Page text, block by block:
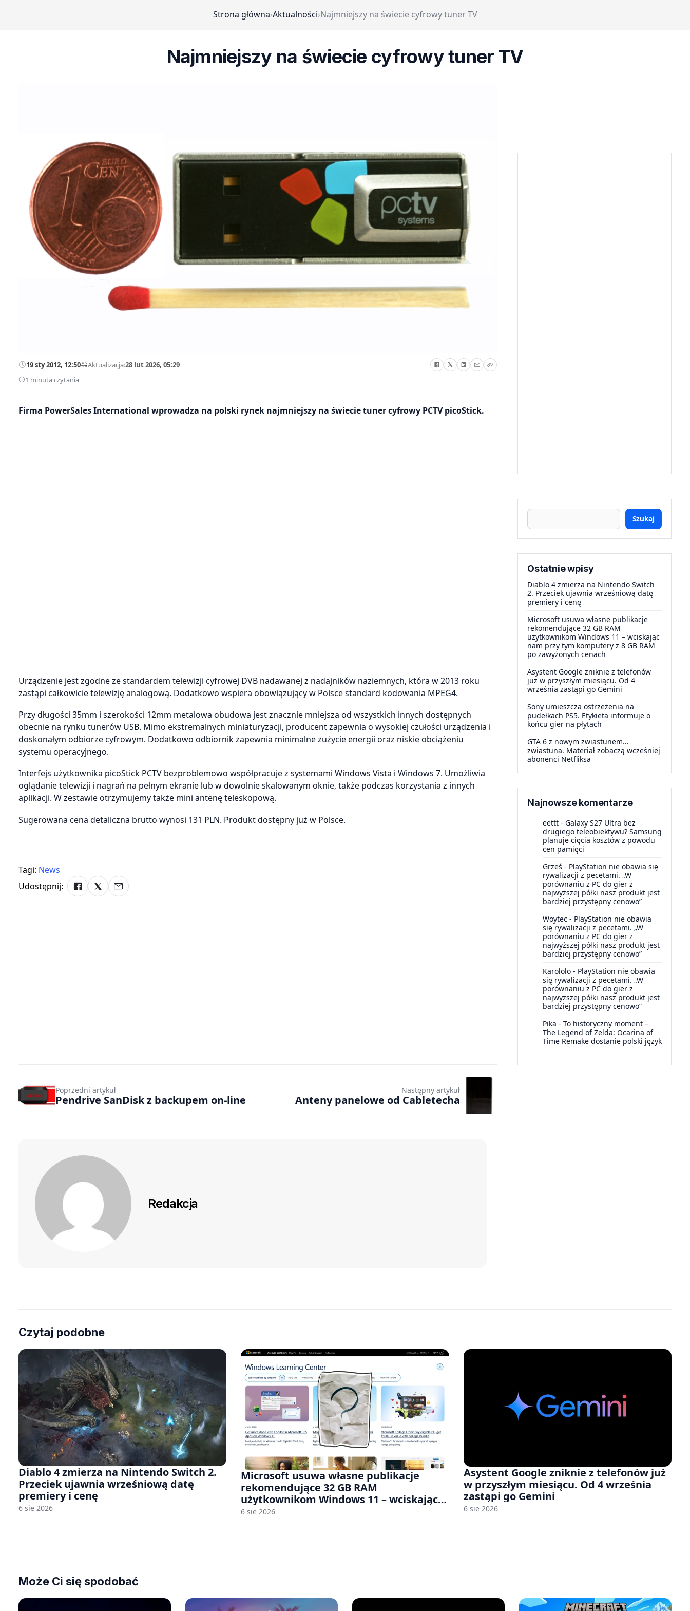
Strona główna›Aktualności›Najmniejszy na świecie cyfrowy tuner TV
Najmniejszy na świecie cyfrowy tuner TV
19 sty 2012, 12:50—Aktualizacja:28 lut 2026, 05:29
1 minuta czytania
Firma PowerSales International wprowadza na polski rynek najmniejszy na świecie tuner cyfrowy PCTV picoStick.
Urządzenie jest zgodne ze standardem telewizji cyfrowej DVB nadawanej z nadajników naziemnych, która w 2013 roku
zastąpi całkowicie telewizję analogową. Dodatkowo wspiera obowiązujący w Polsce standard kodowania MPEG4.
Przy długości 35mm i szerokości 12mm metalowa obudowa jest znacznie mniejsza od wszystkich innych dostępnych
obecnie na rynku tunerów USB. Mimo ekstremalnych miniaturyzacji, producent zapewnia o wysokiej czułości urządzenia i
doskonałym odbiorze cyfrowym. Dodatkowo odbiornik zapewnia minimalne zużycie energii oraz niskie obciążeniu
systemu operacyjnego.
Interfejs użytkownika picoStick PCTV bezproblemowo współpracuje z systemami Windows Vista i Windows 7. Umożliwia
oglądanie telewizji i nagrań na pełnym ekranie lub w dowolnie skalowanym oknie, także podczas korzystania z innych
aplikacji. W zestawie otrzymujemy także mini antenę teleskopową.
Sugerowana cena detaliczna brutto wynosi 131 PLN. Produkt dostępny już w Polsce.
Tagi: News
Udostępnij:
Szukaj
Ostatnie wpisy
Diablo 4 zmierza na Nintendo Switch
2. Przeciek ujawnia wrześniową datę
premiery i cenę
Microsoft usuwa własne publikacje
rekomendujące 32 GB RAM
użytkownikom Windows 11 – wciskając
nam przy tym komputery z 8 GB RAM
po zawyżonych cenach
Asystent Google zniknie z telefonów
już w przyszłym miesiącu. Od 4
września zastąpi go Gemini
Sony umieszcza ostrzeżenia na
pudełkach PS5. Etykieta informuje o
końcu gier na płytach
GTA 6 z nowym zwiastunem…
zwiastuna. Materiał zobaczą wcześniej
abonenci Netfliksa
Najnowsze komentarze
eettt - Galaxy S27 Ultra bez
drugiego teleobiektywu? Samsung
planuje cięcia kosztów z powodu
cen pamięci
Grześ - PlayStation nie obawia się
rywalizacji z pecetami. „W
porównaniu z PC do gier z
najwyższej półki nasz produkt jest
bardziej przystępny cenowo”
Woytec - PlayStation nie obawia
się rywalizacji z pecetami. „W
porównaniu z PC do gier z
najwyższej półki nasz produkt jest
bardziej przystępny cenowo”
Karololo - PlayStation nie obawia
się rywalizacji z pecetami. „W
porównaniu z PC do gier z
najwyższej półki nasz produkt jest
bardziej przystępny cenowo”
Pika - To historyczny moment –
The Legend of Zelda: Ocarina of
Time Remake dostanie polski język
Poprzedni artykuł
Pendrive SanDisk z backupem on-line
Następny artykuł
Anteny panelowe od Cabletecha
Redakcja
Czytaj podobne
Diablo 4 zmierza na Nintendo Switch 2.
Przeciek ujawnia wrześniową datę
premiery i cenę
6 sie 2026
Microsoft usuwa własne publikacje
rekomendujące 32 GB RAM
użytkownikom Windows 11 – wciskając
nam przy tym komputery z 8 GB RAM po
6 sie 2026
Asystent Google zniknie z telefonów już
w przyszłym miesiącu. Od 4 września
zastąpi go Gemini
6 sie 2026
Może Ci się spodobać